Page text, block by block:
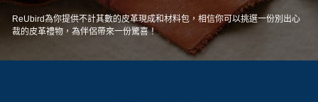
ReUbird為你提供不計其數的皮革現成和材料包，相信你可以挑選一份別出心
裁的皮革禮物，為伴侶帶來一份驚喜！